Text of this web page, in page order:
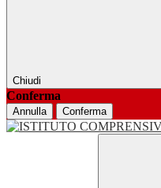
Chiudi
Conferma
Annulla Conferma